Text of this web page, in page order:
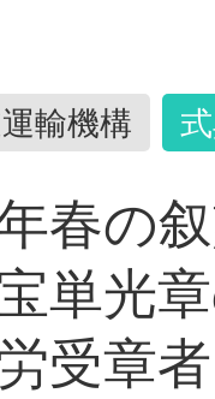
輸機構
春の
単光
受章者